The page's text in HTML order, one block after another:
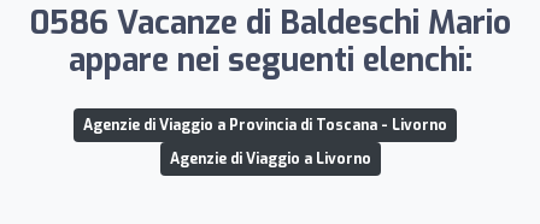
0586 Vacanze di Baldeschi Mario
appare nei seguenti elenchi:
Agenzie di Viaggio a Provincia di Toscana - Livorno
Agenzie di Viaggio a Livorno